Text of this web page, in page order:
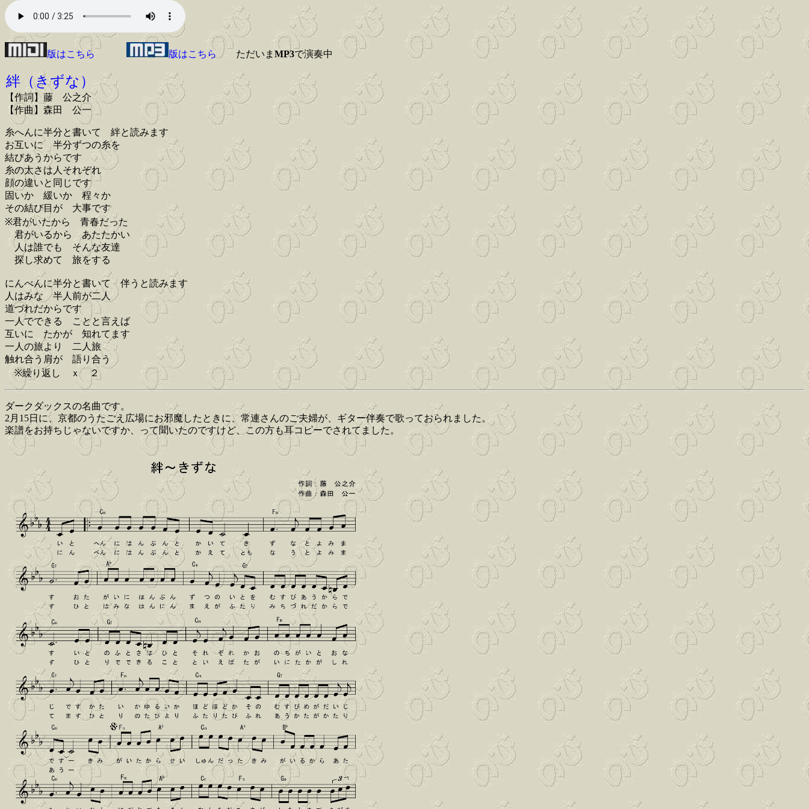
版はこちら 版はこちらただいま MP3で演奏中
絆（きずな）
【作詞】藤 公之介
【作曲】森田 公一
糸へんに半分と書いて 絆と読みます
お互いに 半分ずつの糸を
結びあうからです
糸の太さは人それぞれ
顔の違いと同じです
固いか 緩いか 程々か
その結び目が 大事です
※君がいたから 青春だった
君がいるから あたたかい
人は誰でも そんな友達
探し求めて 旅をする
にんべんに半分と書いて 伴うと読みます
人はみな 半人前が二人
道づれだからです
一人でできる ことと言えば
互いに たかが 知れてます
一人の旅より 二人旅
触れ合う肩が 語り合う
※繰り返し ｘ ２
ダークダックスの名曲です。
2月15日に、京都のうたごえ広場にお邪魔したときに、常連さんのご夫婦が、ギター伴奏で歌っておられました。
楽譜をお持ちじゃないですか、って聞いたのですけど、この方も耳コピーでされてました。